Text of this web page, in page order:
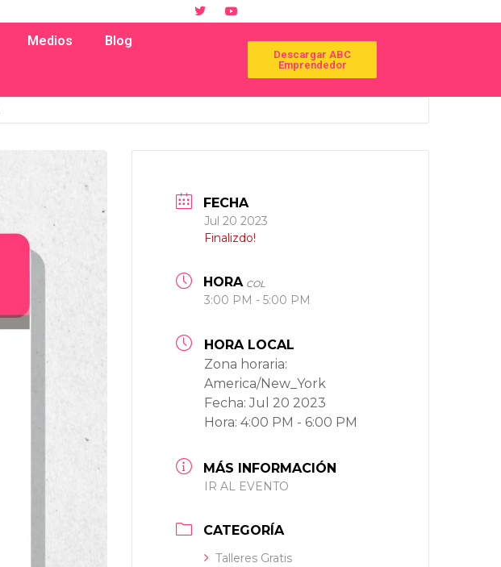
Medios Blog
Descargar ABC
Emprendedor
FECHA
Jul 20 2023
Finalizdo!
HORA COL
3:00 PM - 5:00 PM
HORA LOCAL
Zona horaria:
America/New_York
Fecha:Jul 20 2023
Hora:4:00 PM - 6:00 PM
MÁS INFORMACIÓN
IR AL EVENTO
CATEGORÍA
Talleres Gratis